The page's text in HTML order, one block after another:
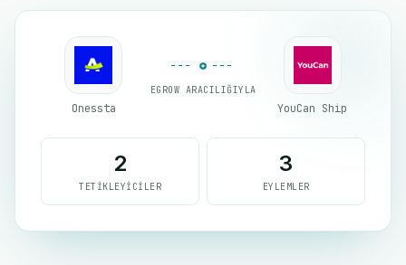
Onessta
EGROW ARACILIĞIYLA
YouCan Ship
2
TETIKLEYICILER
3
EYLEMLER